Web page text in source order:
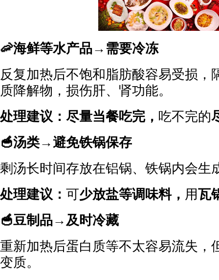
🦐海鲜等水产品→需要冷冻
反复加热后不饱和脂肪酸容易受损，
质降解物，损伤肝、肾功能。
处理建议： 尽量当餐吃完， 吃不完的
🥣汤类→避免铁锅保存
剩汤长时间存放在铝锅、铁锅内会生
处理建议： 可少放盐等调味料， 用瓦
🥣豆制品→及时冷藏
重新加热后蛋白质等不太容易流失，
变质。